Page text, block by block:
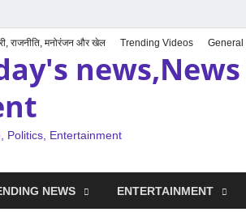
राजनीति, मनोरंजन और खेल Trending Videos General
Politics, Entertainment
NEWS ENTERTAINMENT